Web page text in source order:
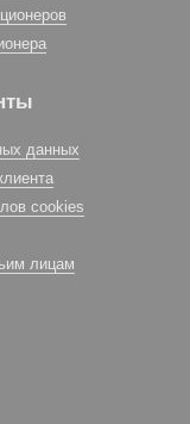
данных
cookies
лицам